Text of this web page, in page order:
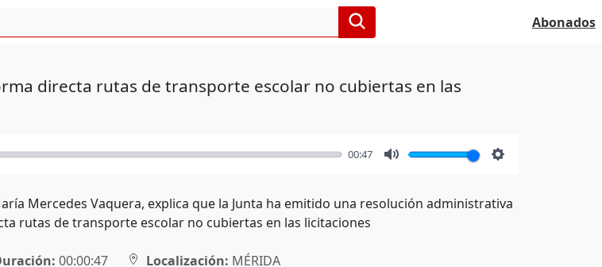
Abonados
directa rutas de transporte escolar no cubiertas en las
00:47
Mercedes Vaquera, explica que la Junta ha emitido una resolución administrativa
rutas de transporte escolar no cubiertas en las licitaciones
00:00:47 Localización: MÉRIDA